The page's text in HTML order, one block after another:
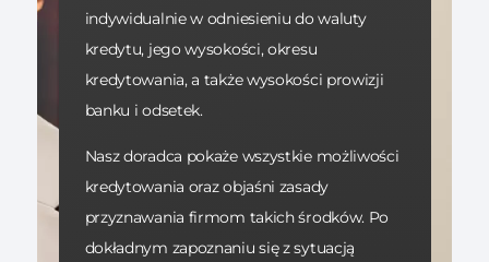
indywidualnie w odniesieniu do waluty
kredytu, jego wysokości, okresu
kredytowania, a także wysokości prowizji
banku i odsetek.
Nasz doradca pokaże wszystkie możliwości
kredytowania oraz objaśni zasady
przyznawania firmom takich środków. Po
dokładnym zapoznaniu się z sytuacją